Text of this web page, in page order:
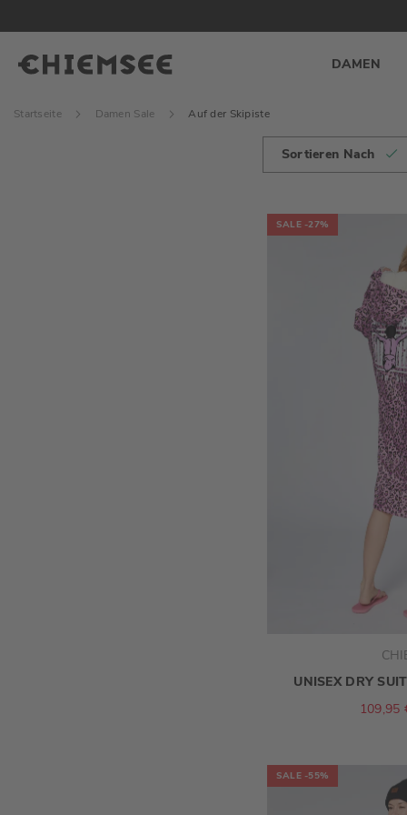
DAMEN
Startseite Damen Sale Auf der Skipiste
Sortieren Nach
SALE -27%
UNISEX DRY
109,95
SALE -55%